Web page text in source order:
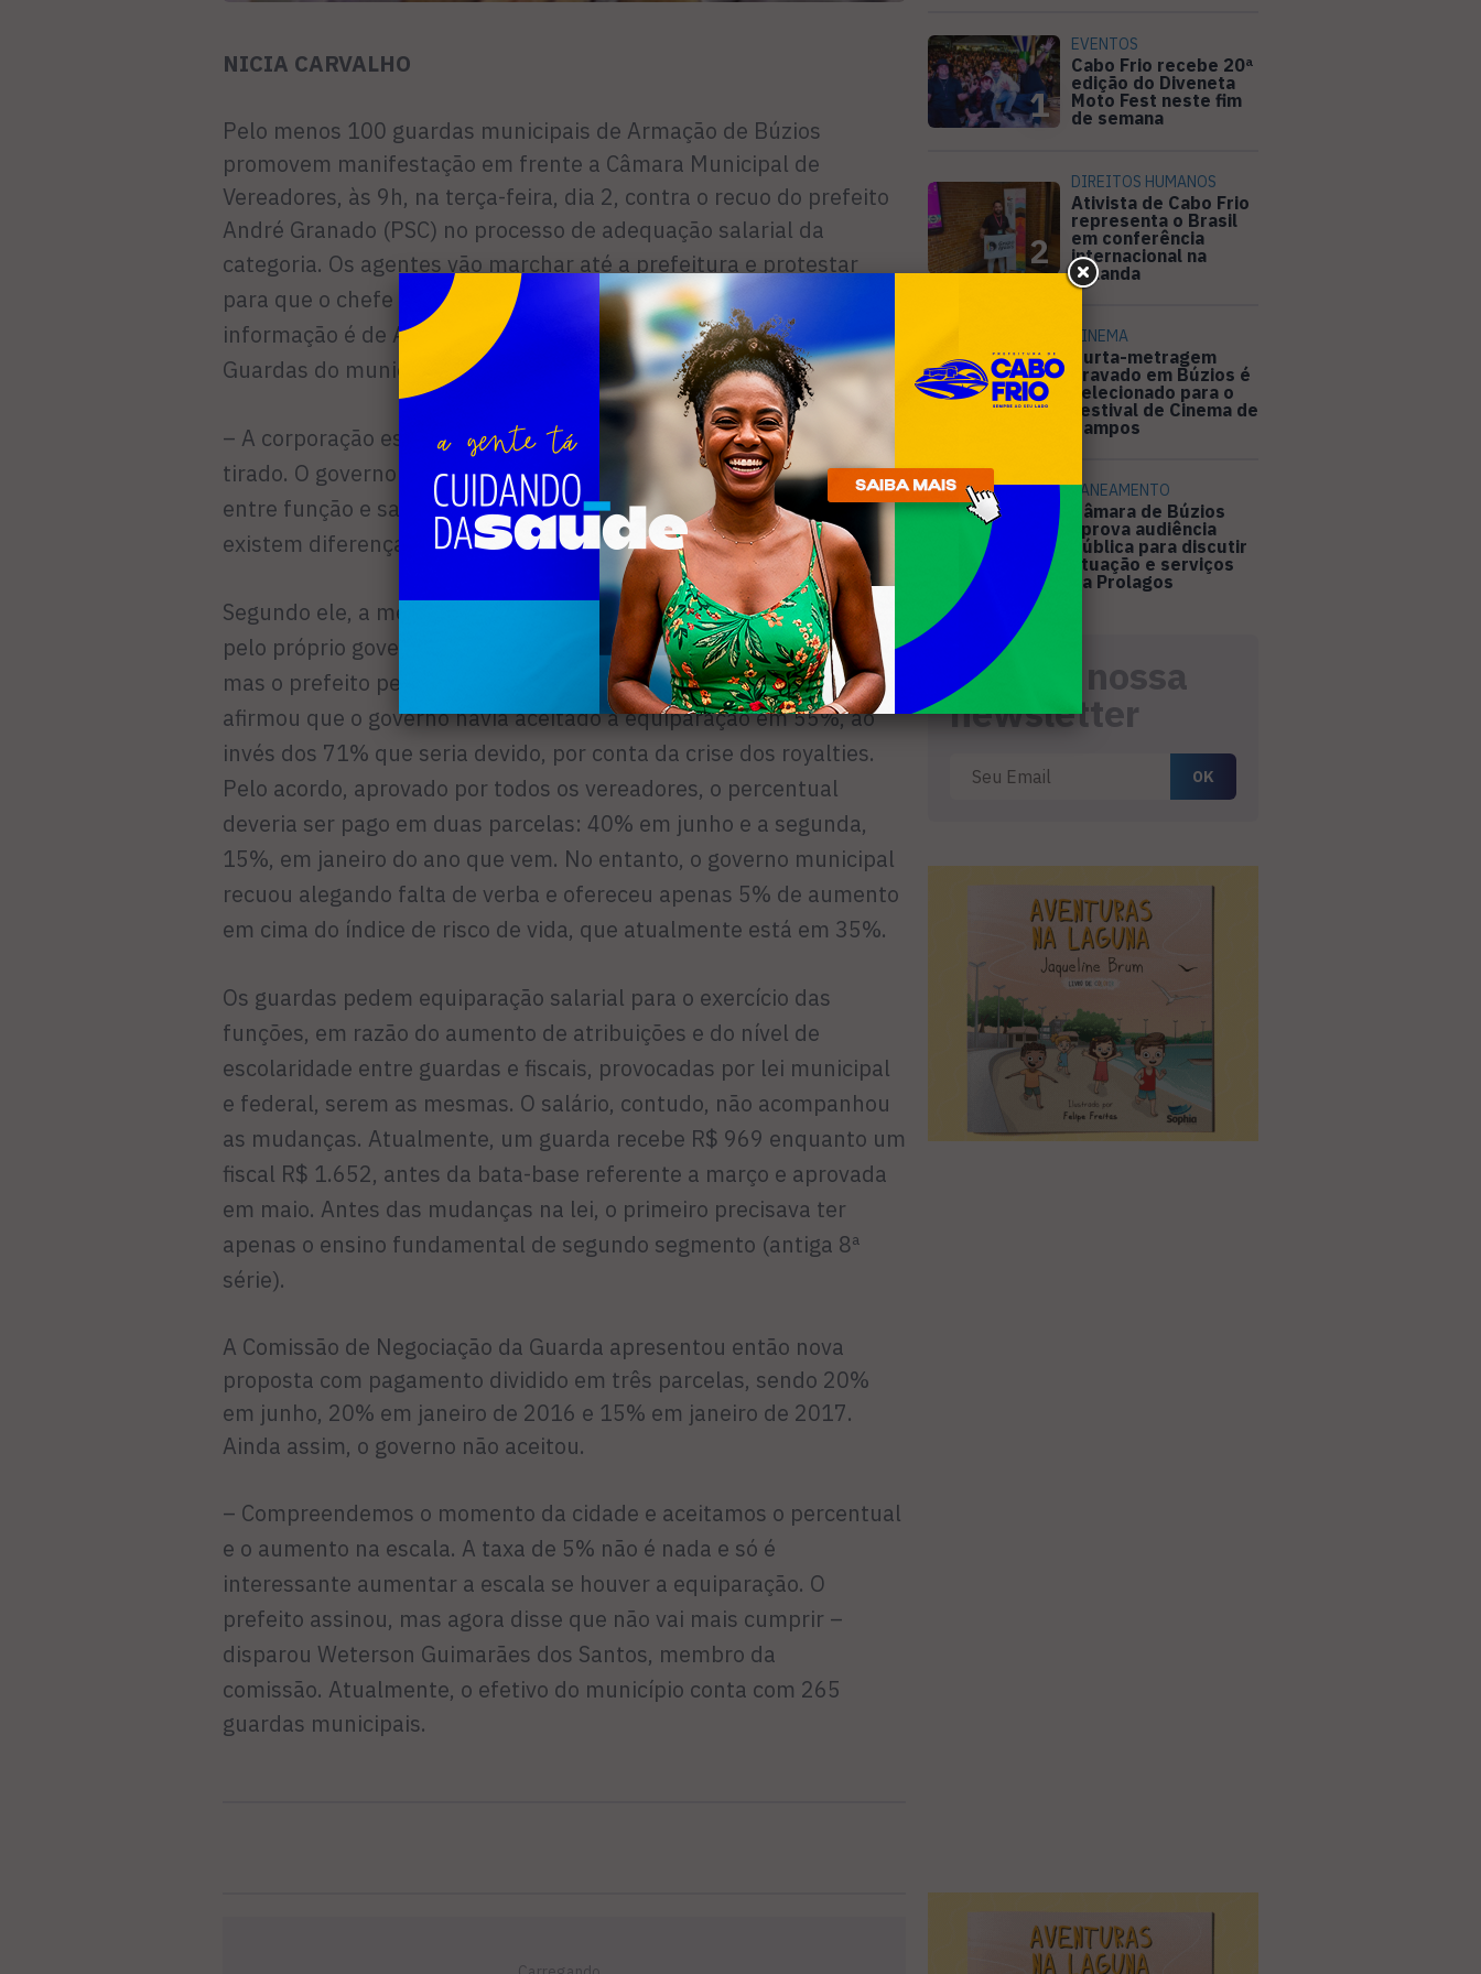
NICIA CARVALHO
Pelo menos 100 guardas municipais de Armação de Búzios
promovem manifestação em frente a Câmara Municipal de
Vereadores, às 9h, na terça-feira, dia 2, contra o recuo do prefeito
André Granado (PSC) no processo de adequação salarial da
categoria. Os agentes vão marchar até a prefeitura e protestar
para que o chefe do executivo mantenha o acordo de 55%. A
informação é de Alexandro da Silva, presidente da Associação dos
Guardas do município.
– A corporação está revoltada porque é um direito que está sendo
tirado. O governo não está fazendo nenhum favor. A equiparação
entre função e salário em relação aos fiscais é justa já que não
existem diferenças de exigências – argumentou.
Segundo ele, a mensagem, que incluía alteração de escala feita
pelo próprio governo para redução de gastos, seguiria para sanção,
mas o prefeito pediu que fosse retirada da pauta. Alexandro
afirmou que o governo havia aceitado a equiparação em 55%, ao
invés dos 71% que seria devido, por conta da crise dos royalties.
Pelo acordo, aprovado por todos os vereadores, o percentual
deveria ser pago em duas parcelas: 40% em junho e a segunda,
15%, em janeiro do ano que vem. No entanto, o governo municipal
recuou alegando falta de verba e ofereceu apenas 5% de aumento
em cima do índice de risco de vida, que atualmente está em 35%.
Os guardas pedem equiparação salarial para o exercício das
funções, em razão do aumento de atribuições e do nível de
escolaridade entre guardas e fiscais, provocadas por lei municipal
e federal, serem as mesmas. O salário, contudo, não acompanhou
as mudanças. Atualmente, um guarda recebe R$ 969 enquanto um
fiscal R$ 1.652, antes da bata-base referente a março e aprovada
em maio. Antes das mudanças na lei, o primeiro precisava ter
apenas o ensino fundamental de segundo segmento (antiga 8ª
série).
A Comissão de Negociação da Guarda apresentou então nova
proposta com pagamento dividido em três parcelas, sendo 20%
em junho, 20% em janeiro de 2016 e 15% em janeiro de 2017.
Ainda assim, o governo não aceitou.
– Compreendemos o momento da cidade e aceitamos o percentual
e o aumento na escala. A taxa de 5% não é nada e só é
interessante aumentar a escala se houver a equiparação. O
prefeito assinou, mas agora disse que não vai mais cumprir –
disparou Weterson Guimarães dos Santos, membro da
comissão. Atualmente, o efetivo do município conta com 265
guardas municipais.
1
EVENTOS
Cabo Frio recebe 20ª
edição do Diveneta
Moto Fest neste fim
de semana
2
DIREITOS HUMANOS
Ativista de Cabo Frio
representa o Brasil
em conferência
internacional na
Holanda
3
CINEMA
Curta-metragem
gravado em Búzios é
selecionado para o
Festival de Cinema de
Campos
4
SANEAMENTO
Câmara de Búzios
aprova audiência
pública para discutir
atuação e serviços
da Prolagos
Receba nossa
newsletter